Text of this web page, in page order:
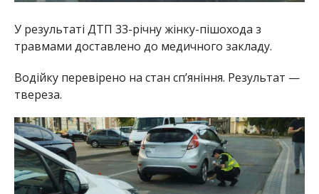
У результаті ДТП 33-річну жінку-пішохода з
травмами доставлено до медичного закладу.
Водійку перевірено на стан сп’яніння. Результат —
твереза.